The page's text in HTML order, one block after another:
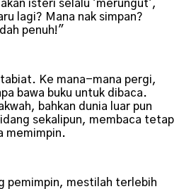
isteri selalu 'merungut',
lagi? Mana nak simpan?
penuh!"
Ke mana-mana pergi,
bawa buku untuk dibaca.
bahkan dunia luar pun
sekalipun, membaca tetap
memimpin.
pemimpin, mestilah terlebih